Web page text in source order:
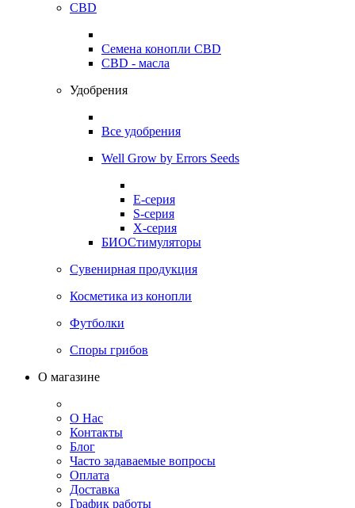
CBD
Семена конопли CBD
CBD - масла
Удобрения
Все удобрения
Well Grow by Errors Seeds
E-серия
S-серия
X-серия
БИОСтимуляторы
Сувенирная продукция
Косметика из конопли
Футболки
Споры грибов
О магазине
О Нас
Контакты
Блог
Часто задаваемые вопросы
Оплата
Доставка
График работы